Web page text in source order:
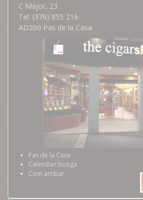
C Major, 23
Tel. (376) 855 216
AD200 Pas de la Casa
Pas de la Casa
Calendari botiga
Com arribar